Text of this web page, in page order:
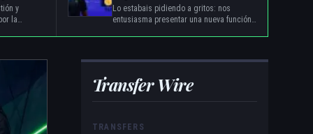
del
y
la
Lo estabais pidiendo a gritos: nos
entusiasma presentar una nueva función
Transfer Wire
TRANSFERS